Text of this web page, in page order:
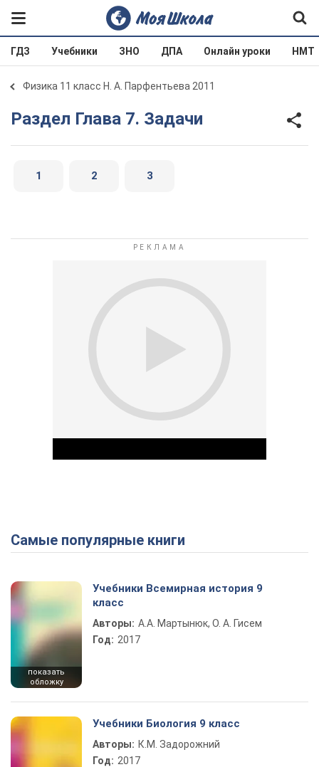
ГДЗ Учебники ЗНО ДПА Онлайн уроки НМТ
Физика 11 класс Н. А. Парфентьева 2011
Раздел Глава 7. Задачи
1 2 3
Play Video
Самые популярные книги
показать
обложку
Учебники Всемирная история 9
класс
Авторы: А.А. Мартынюк, О. А. Гисем
Год: 2017
Учебники Биология 9 класс
Авторы: К.М. Задорожний
Год: 2017